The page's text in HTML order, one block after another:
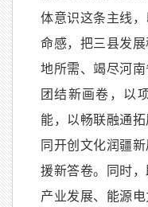
体意识这条主线
命感，把三县发
地所需、竭尽河
团结新画卷，以
能，以畅联融通
同开创文化润疆
援新答卷。同时，
产业发展、能源